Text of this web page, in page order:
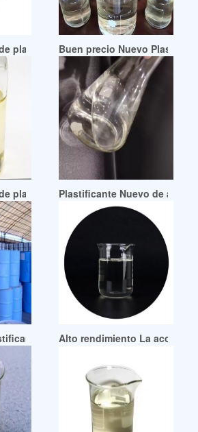
plastificantes Dinch de buena
Buen precio Nuevo
plastificantes de alta pureza
Plastificante Nuevo de alta
dinch Guatemala
Alto rendimiento La acción